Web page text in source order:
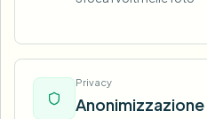
Privacy